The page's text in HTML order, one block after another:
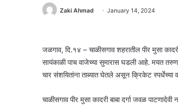
Zaki Ahmad January 14, 2024
जळगाव, दि.१४ – चाळीसगाव शहरातील पीर मुसा
सायंकाळी पाच वाजेच्या सुमारास घडली आहे. मयत तरुण
चार संशयितांना ताब्यात घेतले असून क्रिकेट स्पर्धेच्या
चाळीसगाव पीर मुसा कादरी बाबा दर्गा जवळ